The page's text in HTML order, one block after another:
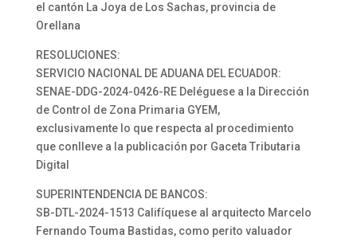
el cantón La Joya de Los Sachas, provincia de
Orellana
RESOLUCIONES:
SERVICIO NACIONAL DE ADUANA DEL ECUADOR:
SENAE-DDG-2024-0426-RE Deléguese a la Dirección
de Control de Zona Primaria GYEM,
exclusivamente lo que respecta al procedimiento
que conlleve a la publicación por Gaceta Tributaria
Digital
SUPERINTENDENCIA DE BANCOS:
SB-DTL-2024-1513 Califíquese al arquitecto Marcelo
Fernando Touma Bastidas, como perito valuador